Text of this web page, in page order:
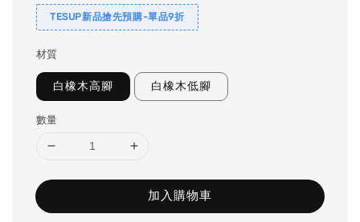
TESUP新品搶先預購-單品9折
材質
白橡木高腳 白橡木低腳
數量
加入購物車